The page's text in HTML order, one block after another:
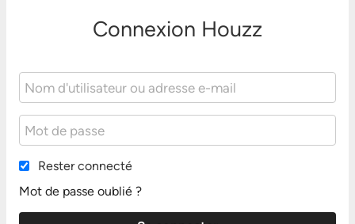
Connexion Houzz
Rester connecté
Mot de passe oublié ?